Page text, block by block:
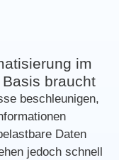
im
braucht
beschleunigen,
Daten
jedoch schnell